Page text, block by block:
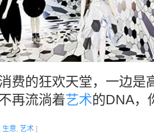
费的狂欢天堂，一边是
再流淌着艺术的DNA，
生意, 艺术 ]